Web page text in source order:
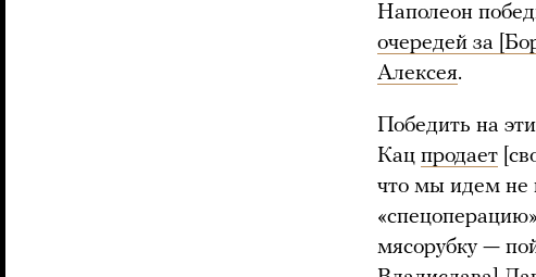
Наполеон
очередей за
Алексея.
Победить на
Кац продает
что мы идем не
мясорубку —